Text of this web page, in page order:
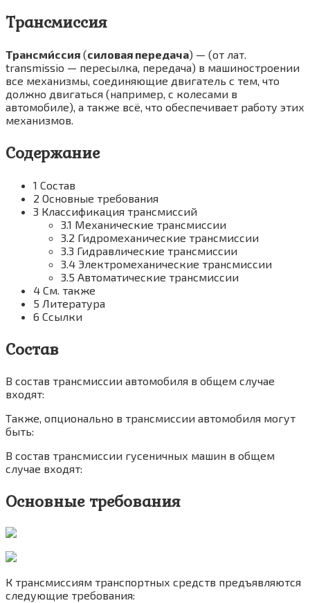
Трансмиссия
Трансми́ссия (силовая передача) — (от лат.
transmissio — пересылка, передача) в машиностроении
все механизмы, соединяющие двигатель с тем, что
должно двигаться (например, с колесами в
автомобиле), а также всё, что обеспечивает работу этих
механизмов.
Содержание
1 Состав
2 Основные требования
3 Классификация трансмиссий
3.1 Механические трансмиссии
3.2 Гидромеханические трансмиссии
3.3 Гидравлические трансмиссии
3.4 Электромеханические трансмиссии
3.5 Автоматические трансмиссии
4 См. также
5 Литература
6 Ссылки
Состав
В состав трансмиссии автомобиля в общем случае
входят:
Также, опционально в трансмиссии автомобиля могут
быть:
В состав трансмиссии гусеничных машин в общем
случае входят:
Основные требования
К трансмиссиям транспортных средств предъявляются
следующие требования: